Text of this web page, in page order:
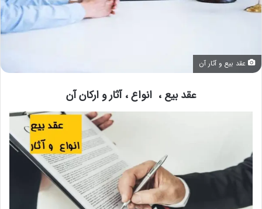
عقد بیع و آثار آن
عقد بیع ، انواع ، آثار و ارکان آن